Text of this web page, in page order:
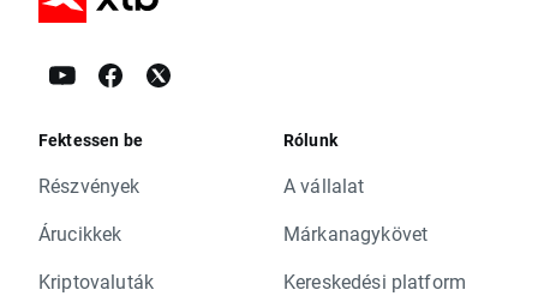
Fektessen be
Részvények
Árucikkek
Kriptovaluták
Rólunk
A vállalat
Márkanagykövet
Kereskedési platform